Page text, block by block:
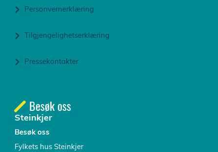
Personvernerklæring
Tilgjengelighetserklæring
Pressekontakter
Besøk oss
Steinkjer
Besøk oss
Fylkets hus Steinkjer